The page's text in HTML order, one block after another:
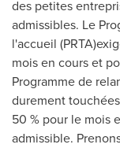
des petites
admissibles. Le
l'accueil
mois en cours et
Programme de
durement
50 % pour le mois
admissible.